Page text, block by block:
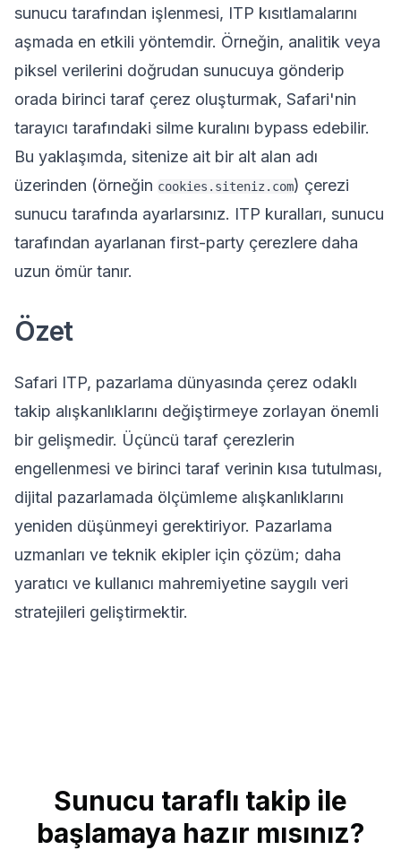
sunucu tarafından işlenmesi, ITP kısıtlamalarını
aşmada en etkili yöntemdir. Örneğin, analitik veya
piksel verilerini doğrudan sunucuya gönderip
orada birinci taraf çerez oluşturmak, Safari'nin
tarayıcı tarafındaki silme kuralını bypass edebilir.
Bu yaklaşımda, sitenize ait bir alt alan adı
üzerinden (örneğin cookies.siteniz.com) çerezi
sunucu tarafında ayarlarsınız. ITP kuralları, sunucu
tarafından ayarlanan first-party çerezlere daha
uzun ömür tanır.
Özet
Safari ITP, pazarlama dünyasında çerez odaklı
takip alışkanlıklarını değiştirmeye zorlayan önemli
bir gelişmedir. Üçüncü taraf çerezlerin
engellenmesi ve birinci taraf verinin kısa tutulması,
dijital pazarlamada ölçümleme alışkanlıklarını
yeniden düşünmeyi gerektiriyor. Pazarlama
uzmanları ve teknik ekipler için çözüm; daha
yaratıcı ve kullanıcı mahremiyetine saygılı veri
stratejileri geliştirmektir.
Sunucu taraflı takip ile
başlamaya hazır mısınız?